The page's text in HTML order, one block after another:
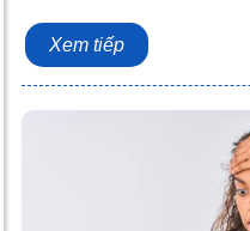
Xem tiếp